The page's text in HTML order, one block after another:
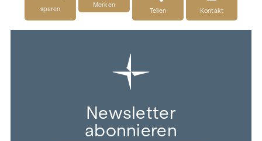
sparen
Merken
Teilen
Kontakt
Newsletter
abonnieren